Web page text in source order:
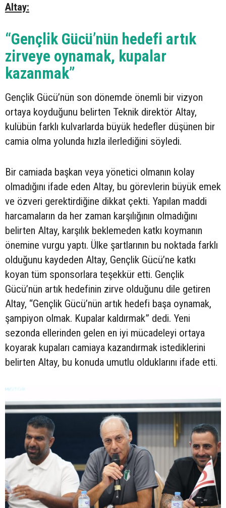
Altay:
“Gençlik Gücü’nün hedefi artık
zirveye oynamak, kupalar
kazanmak”
Gençlik Gücü’nün son dönemde önemli bir vizyon
ortaya koyduğunu belirten Teknik direktör Altay,
kulübün farklı kulvarlarda büyük hedefler düşünen bir
camia olma yolunda hızla ilerlediğini söyledi.
Bir camiada başkan veya yönetici olmanın kolay
olmadığını ifade eden Altay, bu görevlerin büyük emek
ve özveri gerektirdiğine dikkat çekti. Yapılan maddi
harcamaların da her zaman karşılığının olmadığını
belirten Altay, karşılık beklemeden katkı koymanın
önemine vurgu yaptı. Ülke şartlarının bu noktada farklı
olduğunu kaydeden Altay, Gençlik Gücü’ne katkı
koyan tüm sponsorlara teşekkür etti. Gençlik
Gücü’nün artık hedefinin zirve olduğunu dile getiren
Altay, “Gençlik Gücü’nün artık hedefi başa oynamak,
şampiyon olmak. Kupalar kaldırmak” dedi. Yeni
sezonda ellerinden gelen en iyi mücadeleyi ortaya
koyarak kupaları camiaya kazandırmak istediklerini
belirten Altay, bu konuda umutlu olduklarını ifade etti.